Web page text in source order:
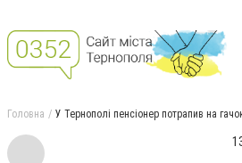
Головна У Тернополі пенсіонер потрапив на